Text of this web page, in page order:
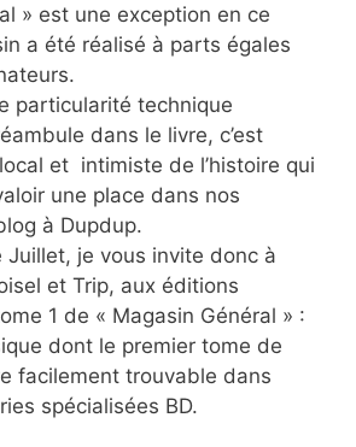
» est une exception en ce
a été réalisé à parts égales
particularité technique
dans le livre, c’est
et intimiste de l’histoire qui
une place dans nos
à Dupdup.
Juillet, je vous invite donc à
et Trip, aux éditions
1 de « Magasin Général » :
dont le premier tome de
facilement trouvable dans
spécialisées BD.